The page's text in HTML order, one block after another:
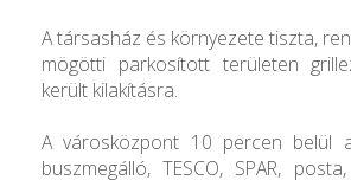
A társasház és környezete tiszta,
mögötti parkosított területen
került kilakításra.
A városközpont 10 percen belül
buszmegálló, TESCO, SPAR,